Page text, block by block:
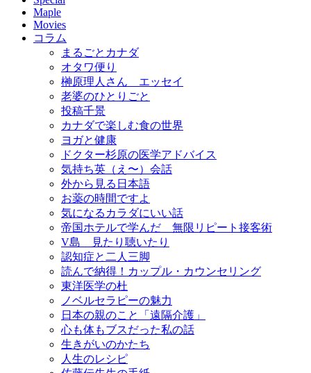
Maple
Movies
コラム
まるごとカナダ
オタワ便り
榊原理人さん エッセイ
老婆のひとりごと
投稿千景
カナダで楽しむ食の世界
ヨガと健康
ドクター杉原の医学アドバイス
気持ち英（え〜）会話
外から見る日本語
お薬の時間ですよ
気になるカラダにいい話
帝国ホテルで学んだ 無限リピート接客術
V島 見たり聴いたり
認知症と二人三脚
読んで納得！カップル・カウンセリング
東洋医学の杜
ノベルセラピーの魅力
日本の親のこと「遠隔介護」
心も体もブスだった私の話
生きがいのかたち
人生のレシピ